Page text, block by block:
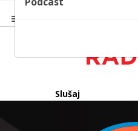
Slušaj